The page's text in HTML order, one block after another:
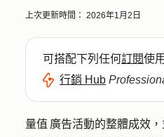
上次更新時間： 2026年1月2日
可搭配下列任何訂閱使
行銷 Hub
量值 廣告活動的整體成效